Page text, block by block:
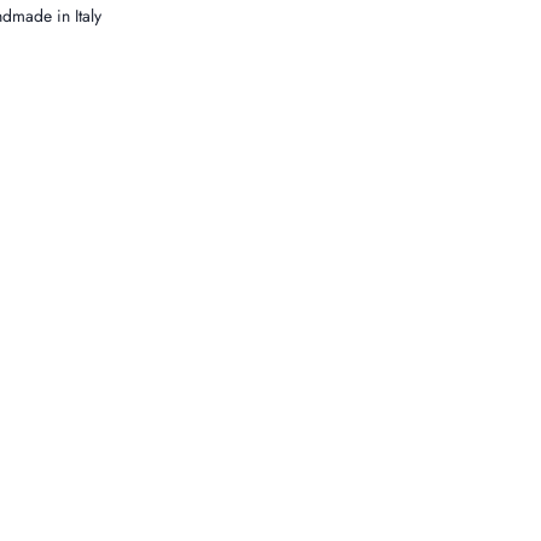
in Italy